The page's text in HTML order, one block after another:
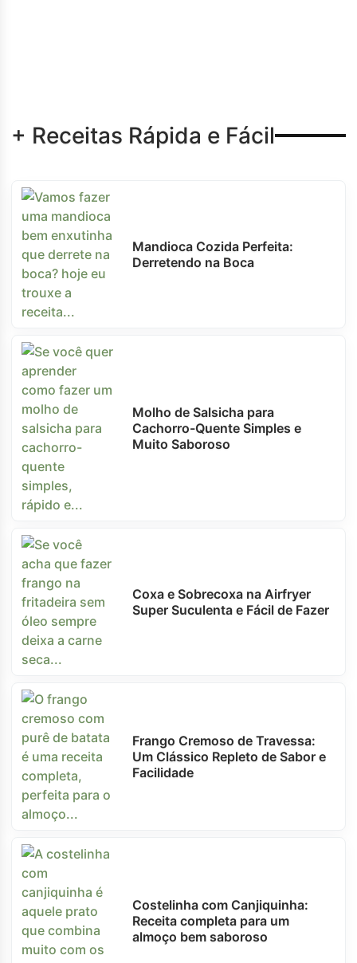
+ Receitas Rápida e Fácil
Mandioca Cozida Perfeita:
Derretendo na Boca
Molho de Salsicha para
Cachorro-Quente Simples e
Muito Saboroso
Coxa e Sobrecoxa na Airfryer
Super Suculenta e Fácil de Fazer
Frango Cremoso de Travessa:
Um Clássico Repleto de Sabor e
Facilidade
Costelinha com Canjiquinha:
Receita completa para um
almoço bem saboroso